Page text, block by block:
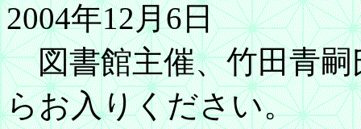
2004年12月6日
図書館主催、竹田青嗣
らお入りください。